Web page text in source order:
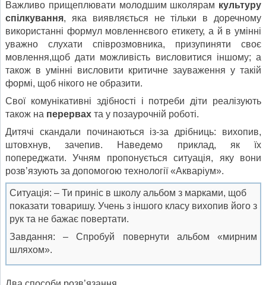
Важливо прищеплювати молодшим школярам культуру
спілкування, яка виявляється не тільки в доречному
використанні формул мовленнєвого етикету, а й в умінні
уважно слухати співрозмовника, призупиняти своє
мовлення,щоб дати можливість висловитися іншому; а
також в умінні висловити критичне зауваження у такій
формі, щоб нікого не образити.
Свої комунікативні здібності і потреби діти реалізують
також на перервах та у позаурочній роботі.
Дитячі скандали починаються із-за дрібниць: вихопив,
штовхнув, зачепив. Наведемо приклад, як їх
попереджати. Учням пропонується ситуація, яку вони
розв’язують за допомогою технології «Акваріум».
Ситуація: – Ти приніс в школу альбом з марками, щоб
показати товаришу. Учень з іншого класу вихопив його з
рук та не бажає повертати.
Завдання: – Спробуй повернути альбом «мирним
шляхом».